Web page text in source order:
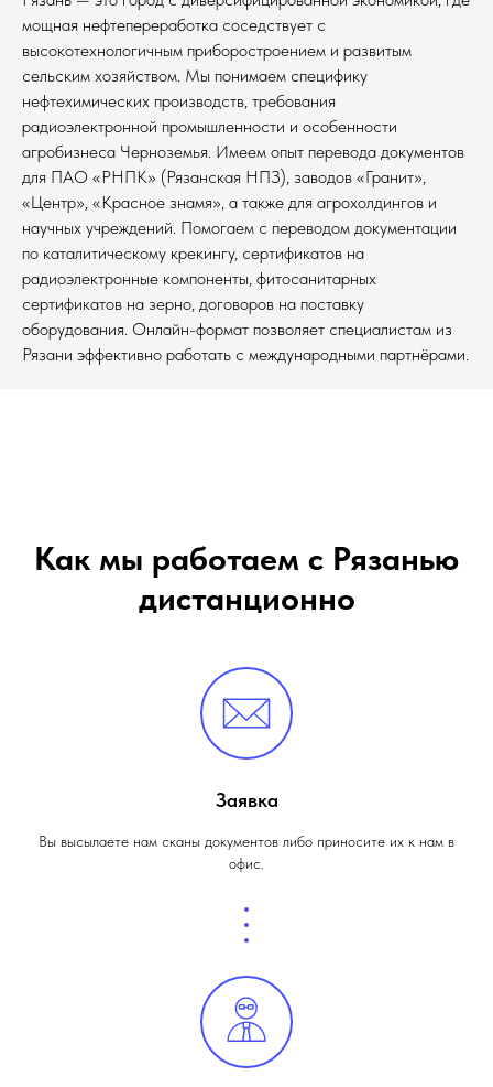
мощная нефтепереработка соседствует с
высокотехнологичным приборостроением и развитым
сельским хозяйством. Мы понимаем специфику
нефтехимических производств, требования
радиоэлектронной промышленности и особенности
агробизнеса Черноземья. Имеем опыт перевода документов
для ПАО «РНПК» (Рязанская НПЗ), заводов «Гранит»,
«Центр», «Красное знамя», а также для агрохолдингов и
научных учреждений. Помогаем с переводом документации
по каталитическому крекингу, сертификатов на
радиоэлектронные компоненты, фитосанитарных
сертификатов на зерно, договоров на поставку
оборудования. Онлайн-формат позволяет специалистам из
Рязани эффективно работать с международными партнёрами.
Как мы работаем с Рязанью
дистанционно
Заявка
Вы высылаете нам сканы документов либо приносите их к нам в
офис.